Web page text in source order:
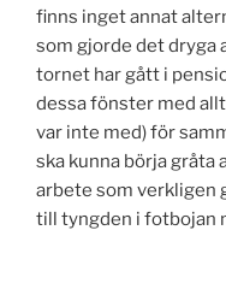
finns inget annat
som gjorde det dryga
tornet har gått i
dessa fönster med
var inte med) för
ska kunna börja gråta
arbete som verkligen
till tyngden i fotbojan